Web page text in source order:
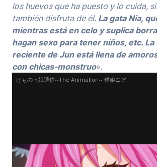
los huevos que ha puesto y lo cuida,
también disfruta de él. La gata Nia,
mientras está en celo y suplica
hagan sexo para tener niños, etc.
reciente de Jun está llena de
con chicas-monstruo».